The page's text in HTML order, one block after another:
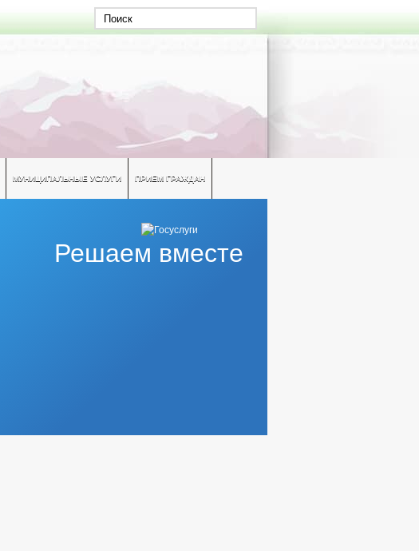
МУНИЦИПАЛЬНЫЕ УСЛУГИ ПРИЕМ ГРАЖДАН
Решаем вместе